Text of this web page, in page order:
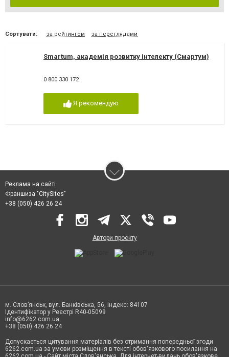
Сортувати: за рейтингом за переглядами
Smartum, академія розвитку інтелекту (Смартум)
0 800 330 172
Я рекомендую
Реклама на сайті
Франшиза "CitySites"
+38 (050) 426 26 24
Автори проєкту
м. Слов’янськ, вул. Банківська, 56, індекс: 84107
Ідентифікатор у Реєстрі R40-05099
info@6262.com.ua
+38 (050) 426 26 24
Допускається цитування матеріалів без отримання попередньої згоди
6262.com.ua за умови розміщення в тексті обов'язкового посилання на